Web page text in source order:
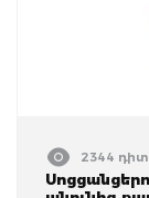
2344